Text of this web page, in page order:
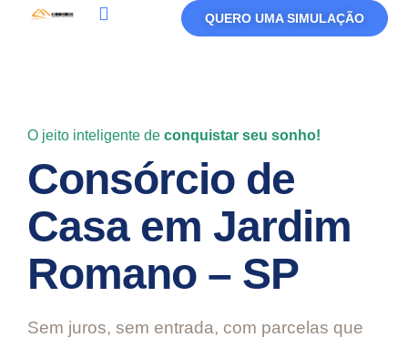
QUERO UMA SIMULAÇÃO
O jeito inteligente de conquistar seu sonho!
Consórcio de
Casa em Jardim
Romano – SP
Sem juros, sem entrada, com parcelas que